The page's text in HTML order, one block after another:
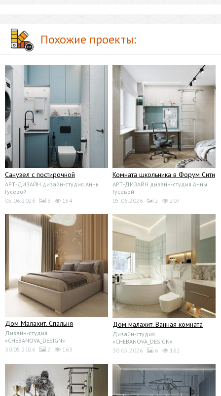
Похожие проекты:
Санузел с постирочной
АРТ-ДИЗАЙН дизайн-студия Анны
Гусевой
05.06.2026
3 154
Комната школьника в Форум Сити
АРТ-ДИЗАЙН дизайн-студия Анны
Гусевой
05.06.2026
2 207
Дом Малахит. Спальня
Дизайн-студия
«CHEBANOVA_DESIGN»
30.05.2026
2 163
Дом малахит. Ванная комната
Дизайн-студия
«CHEBANOVA_DESIGN»
30.05.2026
6 162